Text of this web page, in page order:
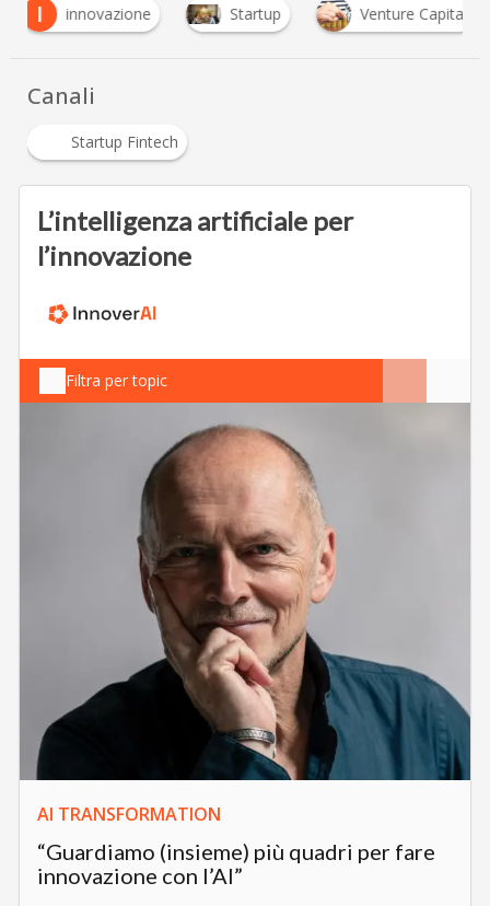
innovazione Startup Venture Capital
Canali
Startup Fintech
L’intelligenza artificiale per
l’innovazione
Filtra per topic
AI TRANSFORMATION
“Guardiamo (insieme) più quadri per fare
innovazione con l’AI”